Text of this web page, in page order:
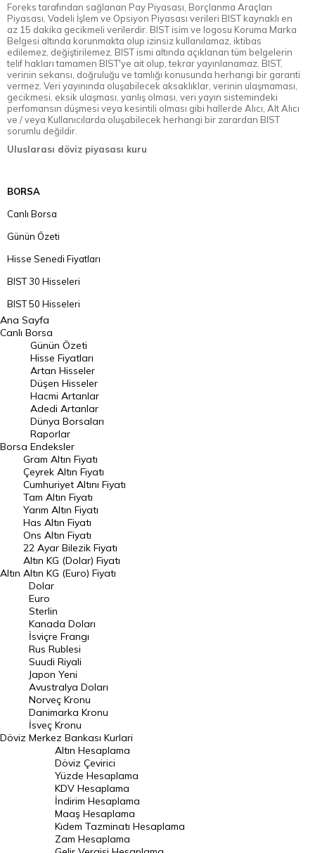
Foreks tarafından sağlanan Pay Piyasası, Borçlanma Araçları
Piyasası, Vadeli İşlem ve Opsiyon Piyasası verileri BIST kaynaklı en
az 15 dakika gecikmeli verilerdir. BIST isim ve logosu Koruma Marka
Belgesi altında korunmakta olup izinsiz kullanılamaz, iktibas
edilemez, değiştirilemez. BIST ismi altında açıklanan tüm belgelerin
telif hakları tamamen BIST'ye ait olup, tekrar yayınlanamaz. BIST,
verinin sekansı, doğruluğu ve tamlığı konusunda herhangi bir garanti
vermez. Veri yayınında oluşabilecek aksaklıklar, verinin ulaşmaması,
gecikmesi, eksik ulaşması, yanlış olması, veri yayın sistemindeki
perfomansın düşmesi veya kesintili olması gibi hallerde Alıcı, Alt Alıcı
ve / veya Kullanıcılarda oluşabilecek herhangi bir zarardan BIST
sorumlu değildir.
Uluslarası döviz piyasası kuru
BORSA
Canlı Borsa
Günün Özeti
Hisse Senedi Fiyatları
BIST 30 Hisseleri
BIST 50 Hisseleri
BIST 100 Hisseleri
En Çok Artan Hisseler
En Çok Düşen Hisseler
Hacmi Artanlar
Geçmiş Kapanışlar
Dünya Borsaları
Raporlar
Endeksler
DÖVİZ
Döviz Kuru
Dolar Kuru
Euro Kuru
Pound Kuru
Frank Kuru
Riyal Kuru
Avustralya Doları
Danimarka Kronu Kuru
Kanada Doları Kuru
Norveç Kronu Kuru
İsveç Kronu Kuru
Japon Yeni Kuru
Serbest Piyasa Döviz Kurları
Merkez Bankası Döviz Kurları
Ana Sayfa
Canlı Borsa
Borsa
Günün Özeti
Hisse Fiyatları
Artan Hisseler
Düşen Hisseler
Hacmi Artanlar
Adedi Artanlar
Dünya Borsaları
Raporlar
Endeksler
Altın
Gram Altın Fiyatı
Çeyrek Altın Fiyatı
Cumhuriyet Altını Fiyatı
Tam Altın Fiyatı
Yarım Altın Fiyatı
Has Altın Fiyatı
Ons Altın Fiyatı
22 Ayar Bilezik Fiyatı
Altın KG (Dolar) Fiyatı
Altın KG (Euro) Fiyatı
Döviz
Dolar
Euro
Sterlin
Kanada Doları
İsviçre Frangı
Rus Rublesi
Suudi Riyali
Japon Yeni
Avustralya Doları
Norveç Kronu
Danimarka Kronu
İsveç Kronu
Merkez Bankası Kurlari
Altın Hesaplama
Döviz Çevirici
Yüzde Hesaplama
KDV Hesaplama
İndirim Hesaplama
Maaş Hesaplama
Kıdem Tazminatı Hesaplama
Zam Hesaplama